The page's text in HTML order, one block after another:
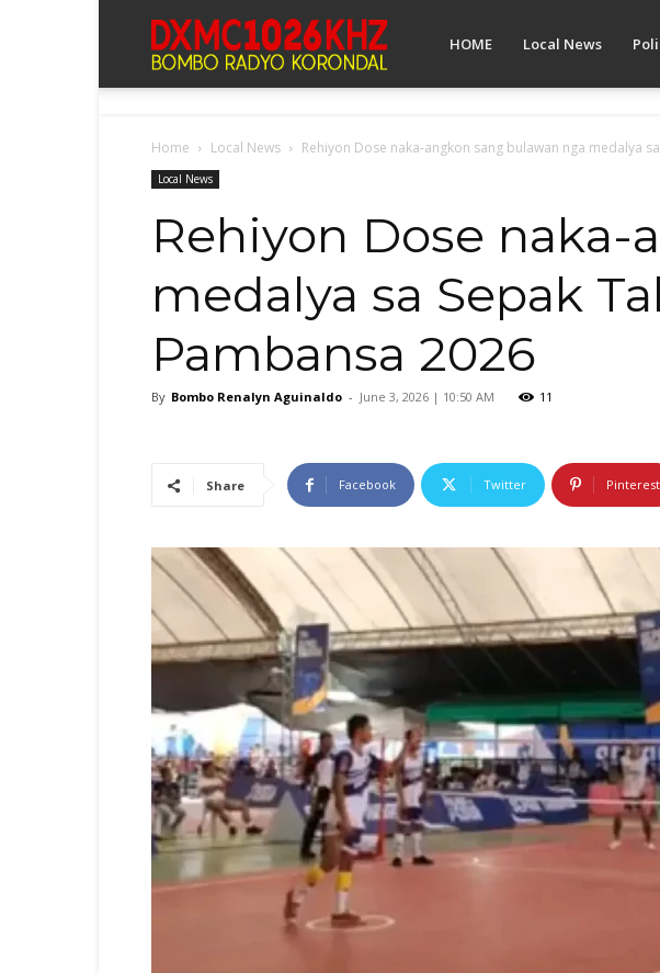
Bombo
Koronadal
HOME Local News
Home Local News Rehiyon Dose naka-angkon sang bulawan nga medalya
Local News
Rehiyon Dose
medalya sa Sepak
Pambansa 2026
By Bombo Renalyn Aguinaldo - June 3, 2026 | 10:50 AM 11
Share Facebook Twitter Pinterest